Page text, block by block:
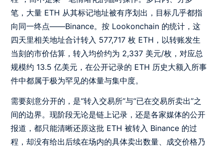
笔，大量 ETH 从其标记地址被有序划出，目标几乎都指
向同一终点——Binance。按 Lookonchain 的统计，这
四天里相关地址合计转入 577,717 枚 ETH，以转账发生
当刻的市价估算，转入均价约为 2,337 美元/枚，对应总
规模约 13.5 亿美元，在公开记录的 ETH 历史大额入所事
件中都属于极为罕见的体量与集中度。
需要刻意分开的，是“转入交易所”与“已在交易所卖出”之
间的边界。现阶段无论是链上记录，还是各家媒体的公开
报道，都只能清晰还原这批 ETH 被转入 Binance 的过
程，却没有给出后续在场内的具体卖出数量、成交价格乃